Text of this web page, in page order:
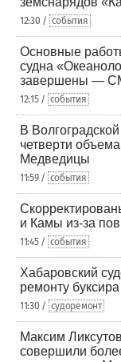
12:30 / события
Основные
судна
завершены —
12:15 / события
В
четверти
Медведицы
11:59 / события
и Камы из-за
11:45 / события
Хабаровский
ремонту
11:30 / судоремонт
Максим
совершили